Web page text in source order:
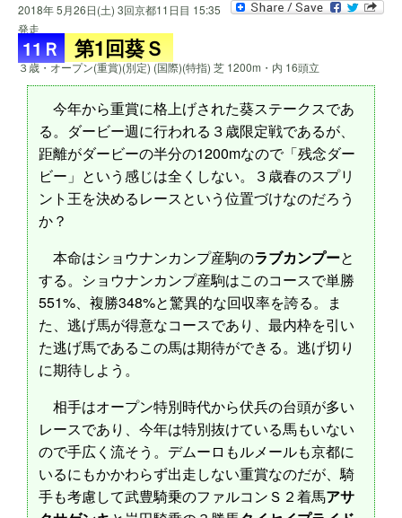
2018年 5月26日(土) 3回京都11日目 15:35
発走
11Ｒ 第1回葵Ｓ
３歳・オープン(重賞)(別定) (国際)(特指) 芝 1200m・内 16頭立
今年から重賞に格上げされた葵ステークスであ
る。ダービー週に行われる３歳限定戦であるが、
距離がダービーの半分の1200mなので「残念ダー
ビー」という感じは全くしない。３歳春のスプリ
ント王を決めるレースという位置づけなのだろう
か？
本命はショウナンカンプ産駒のラブカンプーと
する。ショウナンカンプ産駒はこのコースで単勝
551%、複勝348%と驚異的な回収率を誇る。ま
た、逃げ馬が得意なコースであり、最内枠を引い
た逃げ馬であるこの馬は期待ができる。逃げ切り
に期待しよう。
相手はオープン特別時代から伏兵の台頭が多い
レースであり、今年は特別抜けている馬もいない
ので手広く流そう。デムーロもルメールも京都に
いるにもかかわらず出走しない重賞なのだが、騎
手も考慮して武豊騎乗のファルコンＳ２着馬アサ